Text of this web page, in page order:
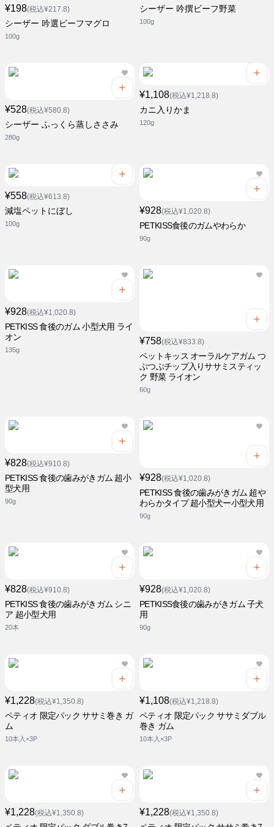
¥198(税込¥217.8)
シーザー 吟選ビーフマグロ
100g
シーザー 吟撰ビーフ野菜
100g
¥528(税込¥580.8)
シーザー ふっくら蒸しささみ
280g
¥1,108(税込¥1,218.8)
カニ入りかま
120g
¥558(税込¥613.8)
減塩ペットにぼし
100g
¥928(税込¥1,020.8)
PETKISS食後のガムやわらか
90g
¥928(税込¥1,020.8)
PETKISS 食後のガム 小型犬用 ライ
オン
135g
¥758(税込¥833.8)
ペットキッス オーラルケアガム つ
ぶつぶチップ入りササミスティッ
ク 野菜 ライオン
60g
¥828(税込¥910.8)
PETKISS 食後の歯みがきガム 超小
型犬用
90g
¥928(税込¥1,020.8)
PETKISS 食後の歯みがきガム 超や
わらかタイプ 超小型犬ー小型犬用
90g
¥828(税込¥910.8)
PETKISS 食後の歯みがきガム シニ
ア 超小型犬用
20本
¥928(税込¥1,020.8)
PETKISS食後の歯みがきガム 子犬
用
90g
¥1,228(税込¥1,350.8)
ペティオ 限定パック ササミ巻き ガ
ム
10本入×3P
¥1,108(税込¥1,218.8)
ペティオ 限定パック ササミダブル
巻き ガム
10本入×3P
¥1,228(税込¥1,350.8) ¥1,228(税込¥1,350.8)